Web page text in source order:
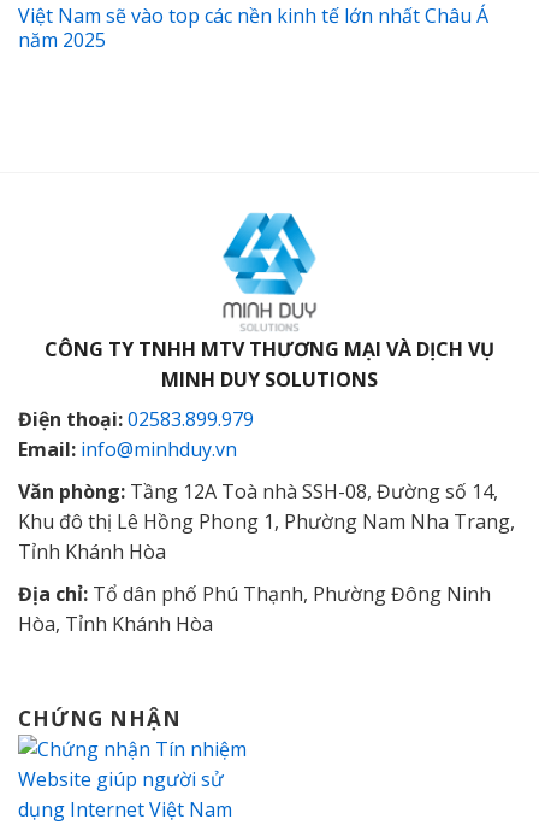
Việt Nam sẽ vào top các nền kinh tế lớn nhất Châu Á
năm 2025
CÔNG TY TNHH MTV THƯƠNG MẠI VÀ DỊCH VỤ
MINH DUY SOLUTIONS
Điện thoại:02583.899.979
Email: info@minhduy.vn
Văn phòng: Tầng 12A Toà nhà SSH-08, Đường số 14,
Khu đô thị Lê Hồng Phong 1, Phường Nam Nha Trang,
Tỉnh Khánh Hòa
Địa chỉ: Tổ dân phố Phú Thạnh, Phường Đông Ninh
Hòa, Tỉnh Khánh Hòa
CHỨNG NHẬN